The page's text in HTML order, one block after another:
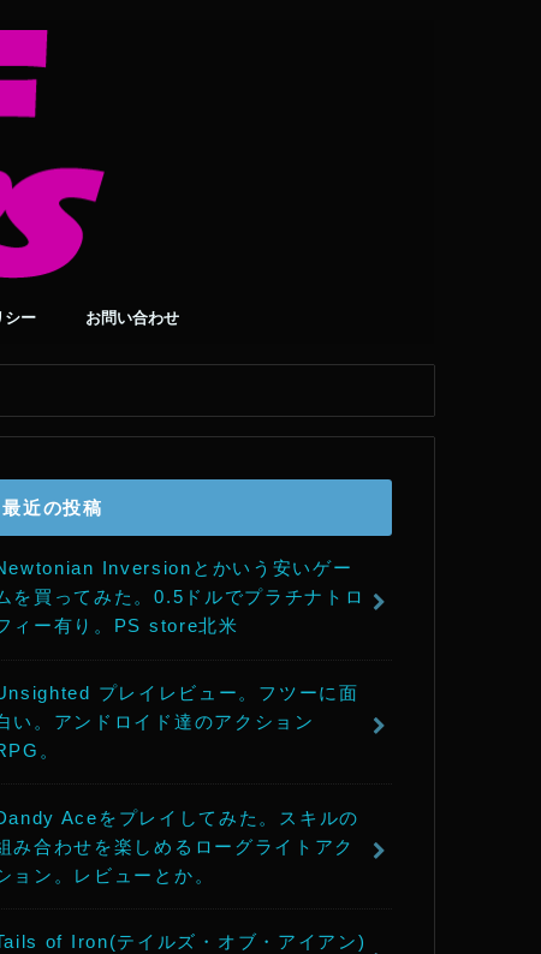
シー お問い合わせ
最近の投稿
Inversionとかいう安いゲー
を買ってみた。0.5ドルでプラチナトロ
ィー有り。PS store北米
プレイレビュー。フツーに面
い。アンドロイド達のアクション
。
Aceをプレイしてみた。スキルの
み合わせを楽しめるローグライトアク
ョン。レビューとか。
of Iron(テイルズ・オブ・アイアン)